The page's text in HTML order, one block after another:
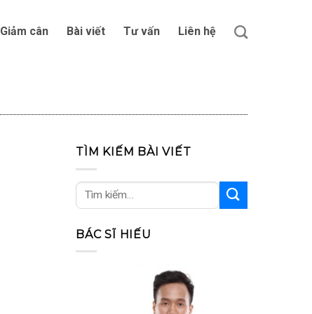
Giảm cân Bài viết Tư vấn Liên hệ
TÌM KIẾM BÀI VIẾT
BÁC SĨ HIẾU